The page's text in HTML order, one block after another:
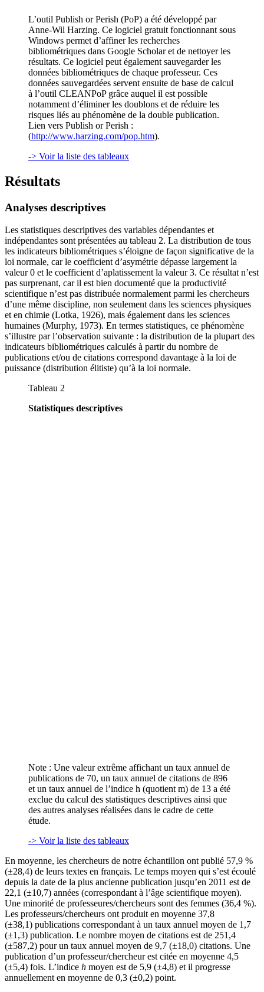
L’outil Publish or Perish (PoP) a été développé par
Anne-Wil Harzing. Ce logiciel gratuit fonctionnant sous
Windows permet d’affiner les recherches
bibliométriques dans Google Scholar et de nettoyer les
résultats. Ce logiciel peut également sauvegarder les
données bibliométriques de chaque professeur. Ces
données sauvegardées servent ensuite de base de calcul
à l’outil CLEANPoP grâce auquel il est possible
notamment d’éliminer les doublons et de réduire les
risques liés au phénomène de la double publication.
Lien vers Publish or Perish :
(http://www.harzing.com/pop.htm).
-> Voir la liste des tableaux
Résultats
Analyses descriptives
Les statistiques descriptives des variables dépendantes et
indépendantes sont présentées au tableau 2. La distribution de tous
les indicateurs bibliométriques s’éloigne de façon significative de la
loi normale, car le coefficient d’asymétrie dépasse largement la
valeur 0 et le coefficient d’aplatissement la valeur 3. Ce résultat n’est
pas surprenant, car il est bien documenté que la productivité
scientifique n’est pas distribuée normalement parmi les chercheurs
d’une même discipline, non seulement dans les sciences physiques
et en chimie (Lotka, 1926), mais également dans les sciences
humaines (Murphy, 1973). En termes statistiques, ce phénomène
s’illustre par l’observation suivante : la distribution de la plupart des
indicateurs bibliométriques calculés à partir du nombre de
publications et/ou de citations correspond davantage à la loi de
puissance (distribution élitiste) qu’à la loi normale.
Tableau 2
Statistiques descriptives
Note : Une valeur extrême affichant un taux annuel de
publications de 70, un taux annuel de citations de 896
et un taux annuel de l’indice h (quotient m) de 13 a été
exclue du calcul des statistiques descriptives ainsi que
des autres analyses réalisées dans le cadre de cette
étude.
-> Voir la liste des tableaux
En moyenne, les chercheurs de notre échantillon ont publié 57,9 %
(±28,4) de leurs textes en français. Le temps moyen qui s’est écoulé
depuis la date de la plus ancienne publication jusqu’en 2011 est de
22,1 (±10,7) années (correspondant à l’âge scientifique moyen).
Une minorité de professeures/chercheurs sont des femmes (36,4 %).
Les professeurs/chercheurs ont produit en moyenne 37,8
(±38,1) publications correspondant à un taux annuel moyen de 1,7
(±1,3) publication. Le nombre moyen de citations est de 251,4
(±587,2) pour un taux annuel moyen de 9,7 (±18,0) citations. Une
publication d’un professeur/chercheur est citée en moyenne 4,5
(±5,4) fois. L’indice h moyen est de 5,9 (±4,8) et il progresse
annuellement en moyenne de 0,3 (±0,2) point.